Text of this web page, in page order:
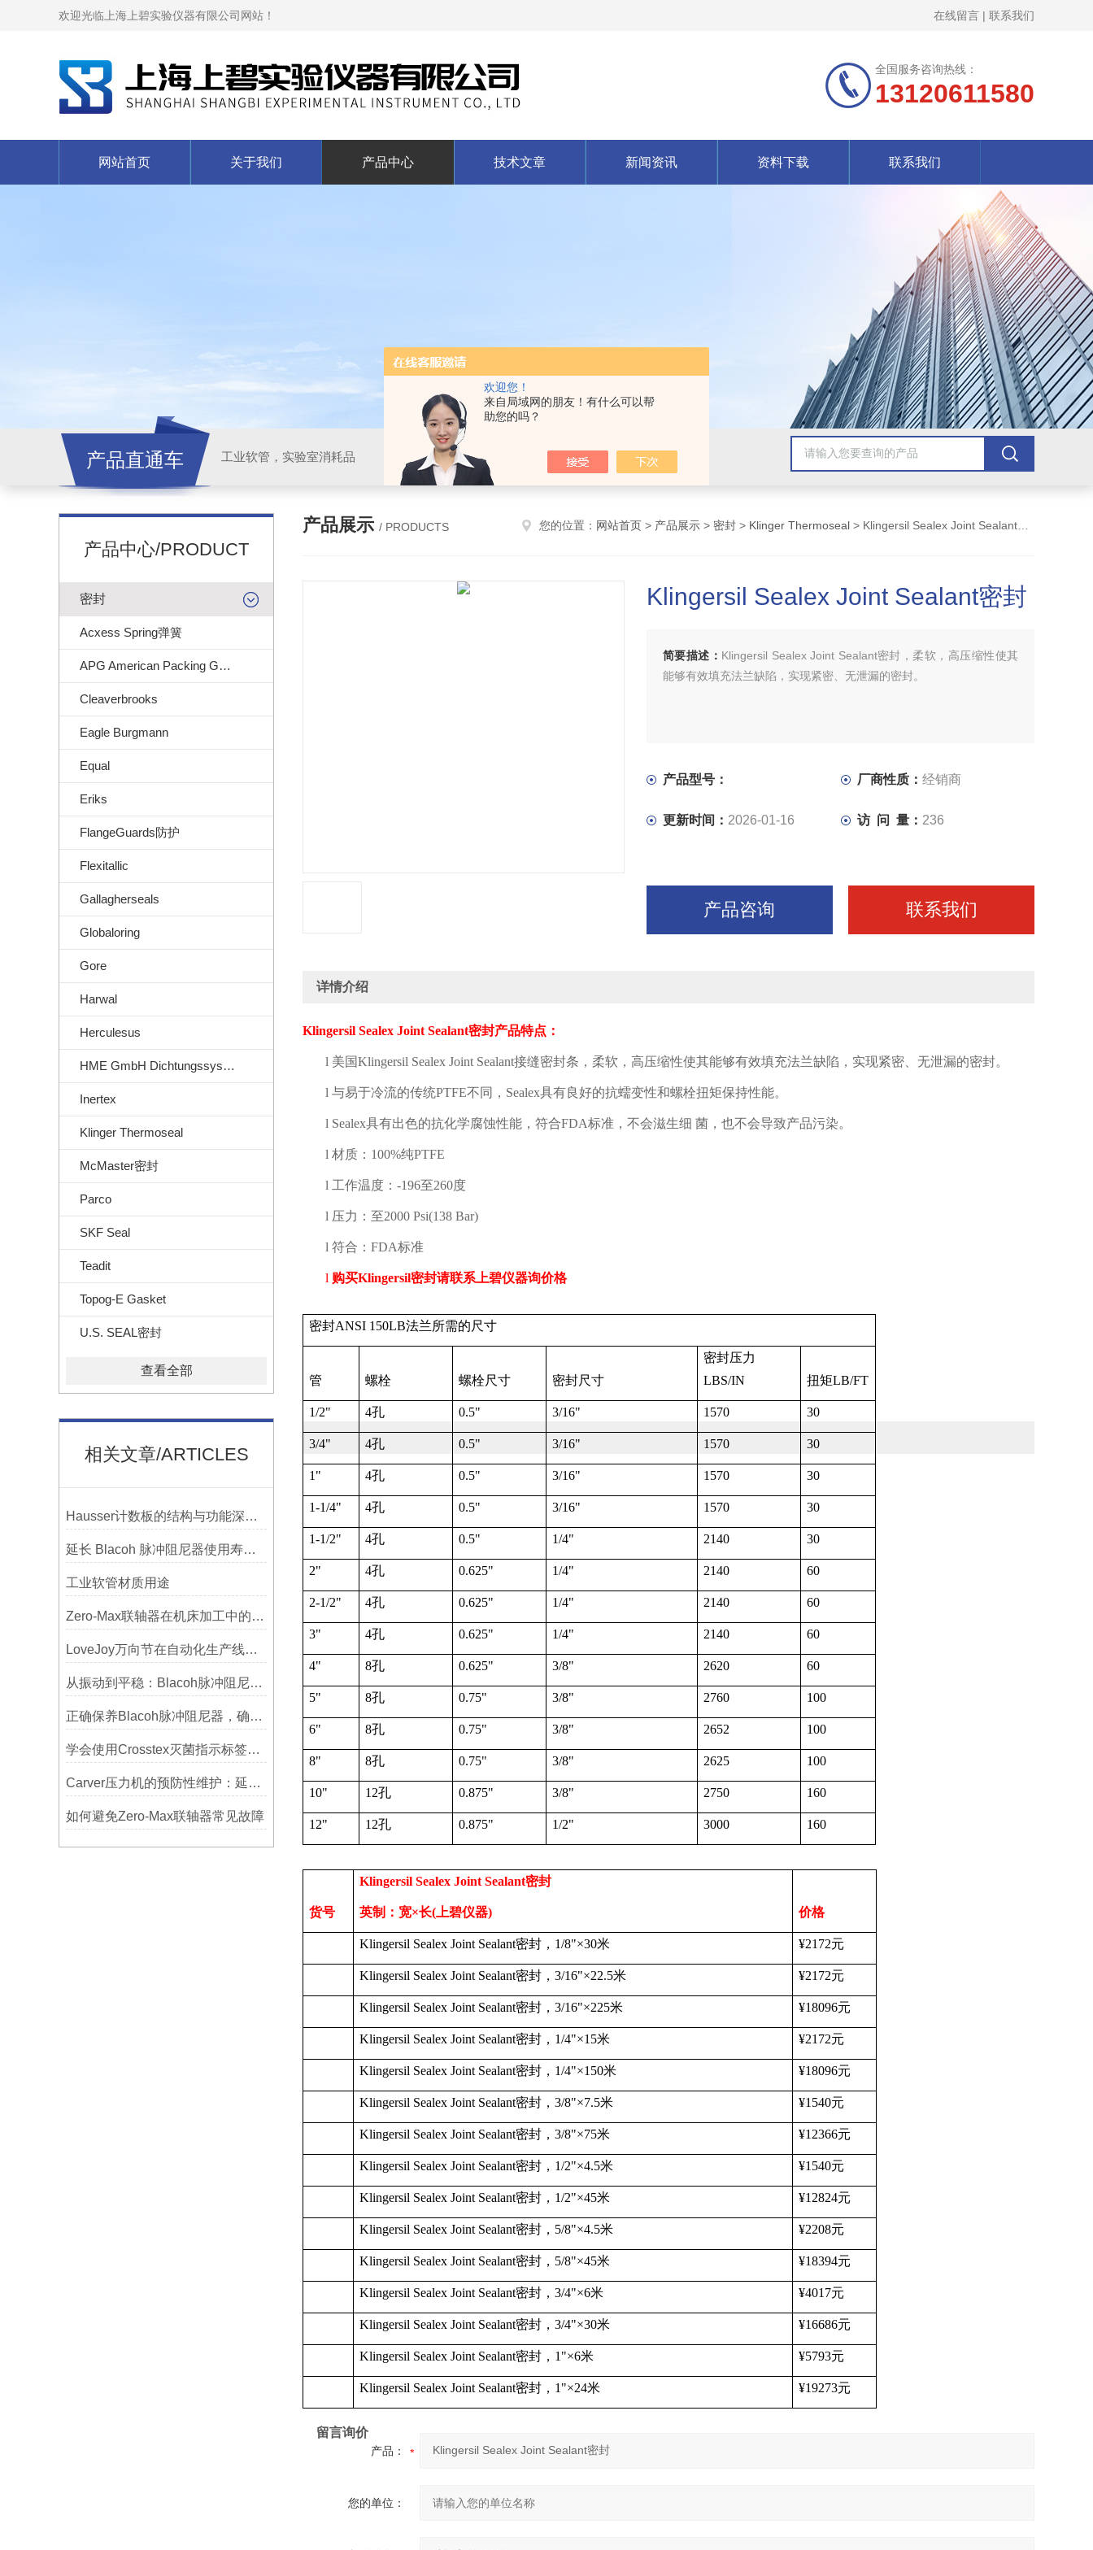
欢迎您！
来自局域网的朋友！有什么可以帮
助您的吗？
欢迎光临上海上碧实验仪器有限公司网站！ 在线留言 | 联系我们
全国服务咨询热线：
13120611580
网站首页 关于我们 产品中心 技术文章 新闻资讯 资料下载 联系我们
产品直通车 工业软管，实验室消耗品
产品中心/PRODUCT
密封
Acxess Spring弹簧
APG American Packing Gasket
Cleaverbrooks
Eagle Burgmann
Equal
Eriks
FlangeGuards防护
Flexitallic
Gallagherseals
Globaloring
Gore
Harwal
Herculesus
HME GmbH Dichtungssysteme
Inertex
Klinger Thermoseal
McMaster密封
Parco
SKF Seal
Teadit
Topog-E Gasket
U.S. SEAL密封
查看全部
相关文章/ARTICLES
Hausser计数板的结构与功能深度解析
延长 Blacoh 脉冲阻尼器使用寿命的维护技巧大公开
工业软管材质用途
Zero-Max联轴器在机床加工中的应用及精度保证方法
LoveJoy万向节在自动化生产线中的核心作用
从振动到平稳：Blacoh脉冲阻尼器在泵系统中的应用
正确保养Blacoh脉冲阻尼器，确保长期稳定运行
学会使用Crosstex灭菌指示标签提高无菌保证水平
Carver压力机的预防性维护：延长使用寿命的技巧
如何避免Zero-Max联轴器常见故障
产品展示 / PRODUCTS 您的位置： 网站首页 > 产品展示 > 密封 > Klinger Thermoseal > Klingersil Sealex Joint Sealant密封
Klingersil Sealex Joint Sealant密封
简要描述： Klingersil Sealex Joint Sealant密封，柔软，高压缩性使其
能够有效填充法兰缺陷，实现紧密、无泄漏的密封。
产品型号： 厂商性质： 经销商
更新时间： 2026-01-16 访 问 量： 236
产品咨询 联系我们
详情介绍
Klingersil Sealex Joint Sealant密封产品特点：
l 美国Klingersil Sealex Joint Sealant接缝密封条，柔软，高压缩性使其能够有效填充法兰缺陷，实现紧密、无泄漏的密封。
l 与易于冷流的传统PTFE不同， Sealex具有良好的抗蠕变性和螺栓扭矩保持性能。
l Sealex具有出色的抗化学腐蚀性能，符合FDA标准，不会滋生细 菌，也不会导致产品污染。
l 材质： 100%纯PTFE
l 工作温度： -196至260度
l 压力：至2000 Psi(138 Bar)
l 符合： FDA标准
l 购买Klingersil密封请联系上碧仪器询价格
密封ANSI 150LB法兰所需的尺寸
管 螺栓 螺栓尺寸 密封尺寸
密封压力
LBS/IN
扭矩LB/FT
1/2" 4孔 0.5" 3/16" 1570 30
3/4" 4孔 0.5" 3/16" 1570 30
1" 4孔 0.5" 3/16" 1570 30
1-1/4" 4孔 0.5" 3/16" 1570 30
1-1/2" 4孔 0.5" 1/4" 2140 30
2" 4孔 0.625" 1/4" 2140 60
2-1/2" 4孔 0.625" 1/4" 2140 60
3" 4孔 0.625" 1/4" 2140 60
4" 8孔 0.625" 3/8" 2620 60
5" 8孔 0.75" 3/8" 2760 100
6" 8孔 0.75" 3/8" 2652 100
8" 8孔 0.75" 3/8" 2625 100
10" 12孔 0.875" 3/8" 2750 160
12" 12孔 0.875" 1/2" 3000 160
货号
Klingersil Sealex Joint Sealant密封
英制：宽×长( 上碧仪器) 价格
Klingersil Sealex Joint Sealant密封， 1/8"×30米 ¥2172元
Klingersil Sealex Joint Sealant密封， 3/16"×22.5米 ¥2172元
Klingersil Sealex Joint Sealant密封， 3/16"×225米 ¥18096元
Klingersil Sealex Joint Sealant密封， 1/4"×15米 ¥2172元
Klingersil Sealex Joint Sealant密封， 1/4"×150米 ¥18096元
Klingersil Sealex Joint Sealant密封， 3/8"×7.5米 ¥1540元
Klingersil Sealex Joint Sealant密封， 3/8"×75米 ¥12366元
Klingersil Sealex Joint Sealant密封， 1/2"×4.5米 ¥1540元
Klingersil Sealex Joint Sealant密封， 1/2"×45米 ¥12824元
Klingersil Sealex Joint Sealant密封， 5/8"×4.5米 ¥2208元
Klingersil Sealex Joint Sealant密封， 5/8"×45米 ¥18394元
Klingersil Sealex Joint Sealant密封， 3/4"×6米 ¥4017元
Klingersil Sealex Joint Sealant密封， 3/4"×30米 ¥16686元
Klingersil Sealex Joint Sealant密封， 1"×6米 ¥5793元
Klingersil Sealex Joint Sealant密封， 1"×24米 ¥19273元
留言询价
产品：
您的单位：